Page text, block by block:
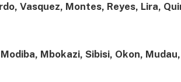
Vasquez, Montes, Reyes, Lira,
Mbokazi, Sibisi, Okon,